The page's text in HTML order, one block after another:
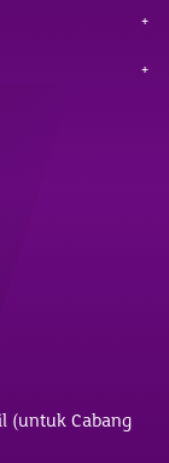
(untuk Cabang